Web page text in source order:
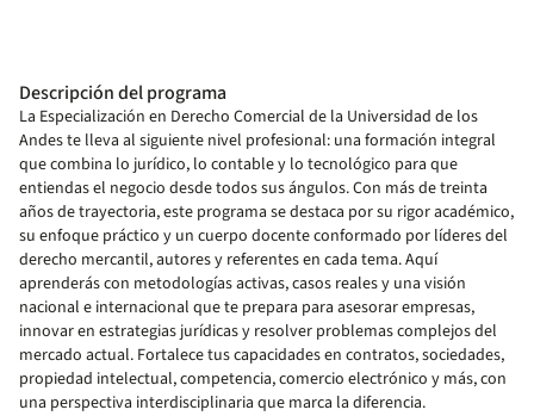
Descripción del programa
La Especialización en Derecho Comercial de la Universidad de los
Andes te lleva al siguiente nivel profesional: una formación integral
que combina lo jurídico, lo contable y lo tecnológico para que
entiendas el negocio desde todos sus ángulos. Con más de treinta
años de trayectoria, este programa se destaca por su rigor académico,
su enfoque práctico y un cuerpo docente conformado por líderes del
derecho mercantil, autores y referentes en cada tema. Aquí
aprenderás con metodologías activas, casos reales y una visión
nacional e internacional que te prepara para asesorar empresas,
innovar en estrategias jurídicas y resolver problemas complejos del
mercado actual. Fortalece tus capacidades en contratos, sociedades,
propiedad intelectual, competencia, comercio electrónico y más, con
una perspectiva interdisciplinaria que marca la diferencia.